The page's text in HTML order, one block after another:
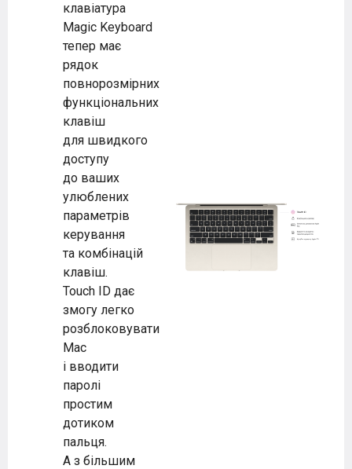
клавіатура
Magic Keyboard
тепер має
рядок
повнорозмірних
функціональних
клавіш
для швидкого
доступу
до ваших
улюблених
параметрів
керування
та комбінацій
клавіш.
Touch ID дає
змогу легко
розблоковувати
Mac
і вводити
паролі
простим
дотиком
пальця.
А з більшим